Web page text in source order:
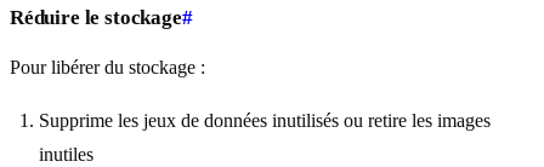
Réduire le stockage#
Pour libérer du stockage :
Supprime les jeux de données inutilisés ou retire les images
inutiles